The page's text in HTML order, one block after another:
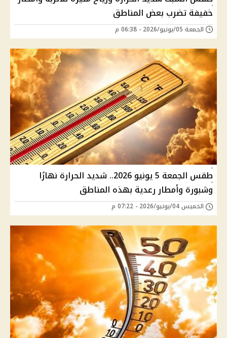
خفيفة تضرب بعض المناطق
الجمعة 05/يونيو/2026 - 06:38 م
طقس الجمعة 5 يونيو 2026.. شديد الحرارة نهارًا
وشبورة وأمطار رعدية بهذه المناطق
الخميس 04/يونيو/2026 - 07:22 م